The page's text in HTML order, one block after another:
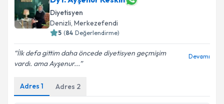
Diyetisyen
Denizli, Merkezefendi
5 (84 Değerlendirme)
İlk defa gittim daha öncede diyetisyen geçmişim
vardı. ama Ayşenur...
Devamı
Adres 1 Adres 2